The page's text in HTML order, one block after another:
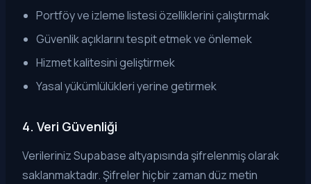
Portföy ve izleme listesi özelliklerini çalıştırmak
Güvenlik açıklarını tespit etmek ve önlemek
Hizmet kalitesini geliştirmek
Yasal yükümlülükleri yerine getirmek
4. Veri Güvenliği
Verileriniz Supabase altyapısında şifrelenmiş olarak
saklanmaktadır. Şifreler hiçbir zaman düz metin